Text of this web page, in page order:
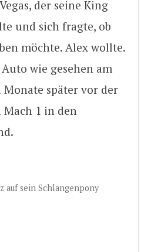
der seine King
und sich fragte, ob
möchte. Alex wollte.
wie gesehen am
später vor der
1 in den
auf sein Schlangenpony